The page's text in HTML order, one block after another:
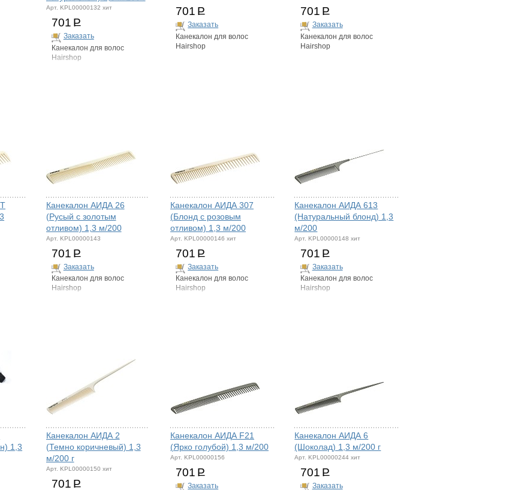
Арт. KPL00000132 хит
701 Р
Заказать
Канекалон для волос
Hairshop
701 Р
Заказать
Канекалон для волос
Hairshop
701 Р
Заказать
Канекалон для волос
Hairshop
Канекалон АИДА 26
(Русый с золотым
отливом) 1,3 м/200
Арт. KPL00000143
701 Р
Заказать
Канекалон для волос
Hairshop
Канекалон АИДА 307
(Блонд с розовым
отливом) 1,3 м/200
Арт. KPL00000146 хит
701 Р
Заказать
Канекалон для волос
Hairshop
Канекалон АИДА 613
(Натуральный блонд) 1,3
м/200
Арт. KPL00000148 хит
701 Р
Заказать
Канекалон для волос
Hairshop
1,3
Канекалон АИДА 2
(Темно коричневый) 1,3
м/200 г
Арт. KPL00000150 хит
701 Р
Канекалон АИДА F21
(Ярко голубой) 1,3 м/200
Арт. KPL00000156
701 Р
Заказать
Канекалон АИДА 6
(Шоколад) 1,3 м/200 г
Арт. KPL00000244 хит
701 Р
Заказать